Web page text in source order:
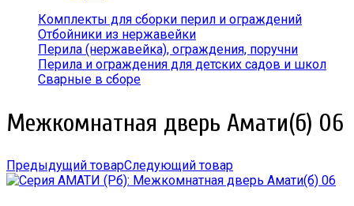
Комплекты для сборки перил и ограждений
Отбойники из нержавейки
Перила (нержавейка), ограждения, поручни
Перила и ограждения для детских садов и школ
Сварные в сборе
Межкомнатная дверь Амати(б) 06
Предыдущий товарСледующий товар